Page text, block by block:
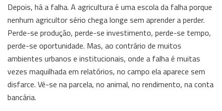
Depois, há a falha. A agricultura é uma escola da falha porque
nenhum agricultor sério chega longe sem aprender a perder.
Perde-se produção, perde-se investimento, perde-se tempo,
perde-se oportunidade. Mas, ao contrário de muitos
ambientes urbanos e institucionais, onde a falha é muitas
vezes maquilhada em relatórios, no campo ela aparece sem
disfarce. Vê-se na parcela, no animal, no rendimento, na conta
bancária.